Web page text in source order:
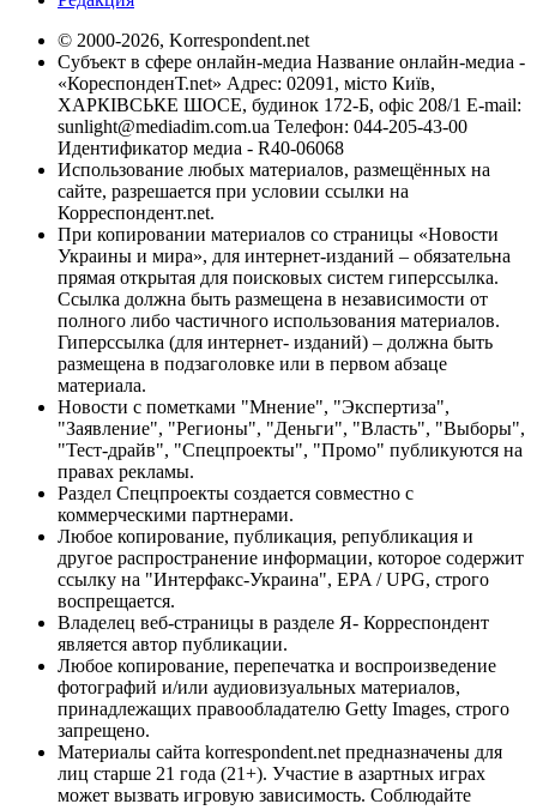
© 2000-2026, Korrespondent.net
Субъект в сфере онлайн-медиа Название онлайн-медиа -
«КореспонденТ.net» Адрес: 02091, місто Київ,
ХАРКІВСЬКЕ ШОСЕ, будинок 172-Б, офіс 208/1 E-mail:
sunlight@mediadim.com.ua Телефон: 044-205-43-00
Идентификатор медиа - R40-06068
Использование любых материалов, размещённых на
сайте, разрешается при условии ссылки на
Корреспондент.net.
При копировании материалов со страницы «Новости
Украины и мира», для интернет-изданий – обязательна
прямая открытая для поисковых систем гиперссылка.
Ссылка должна быть размещена в независимости от
полного либо частичного использования материалов.
Гиперссылка (для интернет- изданий) – должна быть
размещена в подзаголовке или в первом абзаце
материала.
Новости с пометками "Мнение", "Экспертиза",
"Заявление", "Регионы", "Деньги", "Власть", "Выборы",
"Тест-драйв", "Спецпроекты", "Промо" публикуются на
правах рекламы.
Раздел Спецпроекты создается совместно с
коммерческими партнерами.
Любое копирование, публикация, републикация и
другое распространение информации, которое содержит
ссылку на "Интерфакс-Украина", EPA / UPG, строго
воспрещается.
Владелец веб-страницы в разделе Я- Корреспондент
является автор публикации.
Любое копирование, перепечатка и воспроизведение
фотографий и/или аудиовизуальных материалов,
принадлежащих правообладателю Getty Images, строго
запрещено.
Материалы сайта korrespondent.net предназначены для
лиц старше 21 года (21+). Участие в азартных играх
может вызвать игровую зависимость. Соблюдайте